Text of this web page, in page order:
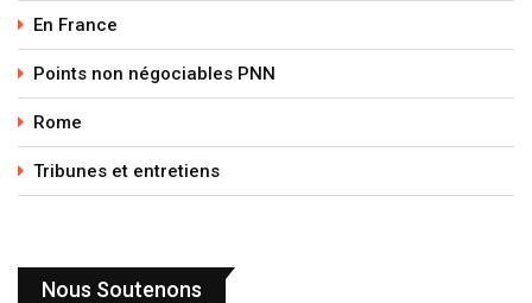
En France
Points non négociables PNN
Rome
Tribunes et entretiens
Nous Soutenons